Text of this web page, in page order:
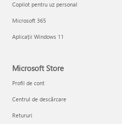
Copilot pentru uz personal
Microsoft 365
Aplicații Windows 11
Microsoft Store
Profil de cont
Centrul de descărcare
Retururi